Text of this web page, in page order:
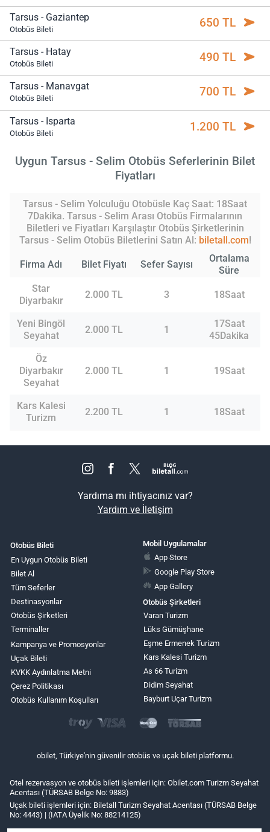
Tarsus - Gaziantep
Otobüs Bileti 650 TL
Tarsus - Hatay
Otobüs Bileti 490 TL
Tarsus - Manavgat
Otobüs Bileti 700 TL
Tarsus - Isparta
Otobüs Bileti 1.200 TL
Uygun Tarsus - Selim Otobüs Seferlerinin Bilet
Fiyatları
Tarsus - Selim Yolculuğu Otobüsle Kaç Saat: 18Saat
7Dakika. Tarsus - Selim Arası Otobüs Firmalarının
Biletleri ve Fiyatları Karşılaştır Otobüs Şirketlerinin
Tarsus - Selim Otobüs Biletlerini Satın Al: biletall.com!
Firma Adı Bilet Fiyatı Sefer Sayısı
Ortalama
Süre
Star
Diyarbakır
2.000 TL 3 18Saat
Yeni Bingöl
Seyahat
2.000 TL 1
17Saat
45Dakika
Öz
Diyarbakır
Seyahat
2.000 TL 1 19Saat
Kars Kalesi
Turizm
2.200 TL 1 18Saat
Yardıma mı ihtiyacınız var?
Yardım ve İletişim
Otobüs Bileti
En Uygun Otobüs Bileti
Bilet Al
Tüm Seferler
Destinasyonlar
Otobüs Şirketleri
Terminaller
Kampanya ve Promosyonlar
Uçak Bileti
KVKK Aydınlatma Metni
Çerez Politikası
Otobüs Kullanım Koşulları
Mobil Uygulamalar
App Store
Google Play Store
App Gallery
Otobüs Şirketleri
Varan Turizm
Lüks Gümüşhane
Eşme Ermenek Turizm
Kars Kalesi Turizm
As 66 Turizm
Didim Seyahat
Bayburt Uçar Turizm
obilet, Türkiye'nin güvenilir otobüs ve uçak bileti platformu.
Otel rezervasyon ve otobüs bileti işlemleri için: Obilet.com Turizm Seyahat
Acentası (TÜRSAB Belge No: 9883)
Uçak bileti işlemleri için: Biletall Turizm Seyahat Acentası (TÜRSAB Belge
No: 4443) | (IATA Üyelik No: 88214125)